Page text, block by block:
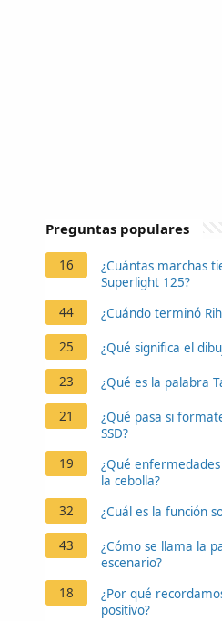
Preguntas populares
16
¿Cuántas marchas
Superlight 125?
44
¿Cuándo terminó
25 ¿Qué significa el
23 ¿Qué es la palabra
21
¿Qué pasa si
SSD?
19
¿Qué
la cebolla?
32
¿Cuál es la función
43
¿Cómo se llama la
escenario?
18
¿Por qué
positivo?